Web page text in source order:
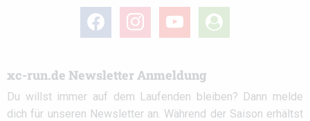
facebook instagramyoutube
user-
circle
xc-run.de Newsletter Anmeldung
Du willst immer auf dem Laufenden bleiben? Dann melde
dich für unseren Newsletter an. Während der Saison erhältst